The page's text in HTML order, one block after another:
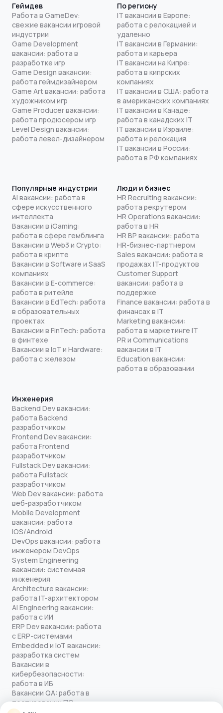
Геймдев
Работа в GameDev:
свежие вакансии игровой
индустрии
Game Development
вакансии: работа в
разработке игр
Game Design вакансии:
работа геймдизайнером
Game Art вакансии: работа
художником игр
Game Producer вакансии:
работа продюсером игр
Level Design вакансии:
работа левел-дизайнером
По региону
IT вакансии в Европе:
работа с релокацией и
удаленно
IT вакансии в Германии:
работа и карьера
IT вакансии на Кипре:
работа в кипрских
компаниях
IT вакансии в США: работа
в американских компаниях
IT вакансии в Канаде:
работа в канадских IT
IT вакансии в Израиле:
работа и релокация
IT вакансии в России:
работа в РФ компаниях
Популярные индустрии
AI вакансии: работа в
сфере искусственного
интеллекта
Вакансии в iGaming:
работа в сфере гемблинга
Вакансии в Web3 и Crypto:
работа в крипте
Вакансии в Software и SaaS
компаниях
Вакансии в E-commerce:
работа в ритейле
Вакансии в EdTech: работа
в образовательных
проектах
Вакансии в FinTech: работа
в финтехе
Вакансии в IoT и Hardware:
работа с железом
Люди и бизнес
HR Recruiting вакансии:
работа рекрутером
HR Operations вакансии:
работа в HR
HR BP вакансии: работа
HR-бизнес-партнером
Sales вакансии: работа в
продажах IT-продуктов
Customer Support
вакансии: работа в
поддержке
Finance вакансии: работа в
финансах в IT
Marketing вакансии:
работа в маркетинге IT
PR и Communications
вакансии в IT
Education вакансии:
работа в образовании
Инженерия
Backend Dev вакансии:
работа Backend
разработчиком
Frontend Dev вакансии:
работа Frontend
разработчиком
Fullstack Dev вакансии:
работа Fullstack
разработчиком
Web Dev вакансии: работа
веб-разработчиком
Mobile Development
вакансии: работа
iOS/Android
DevOps вакансии: работа
инженером DevOps
System Engineering
вакансии: системная
инженерия
Architecture вакансии:
работа IT-архитектором
AI Engineering вакансии:
работа с ИИ
ERP Dev вакансии: работа
с ERP-системами
Embedded и IoT вакансии:
разработка систем
Вакансии в
кибербезопасности:
работа в ИБ
Вакансии QA: работа в
тестировании ПО